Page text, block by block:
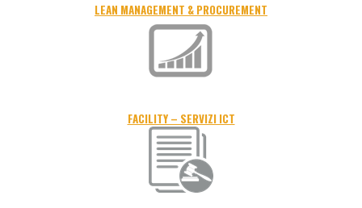
LEAN MANAGEMENT & PROCUREMENT
FACILITY – SERVIZI ICT